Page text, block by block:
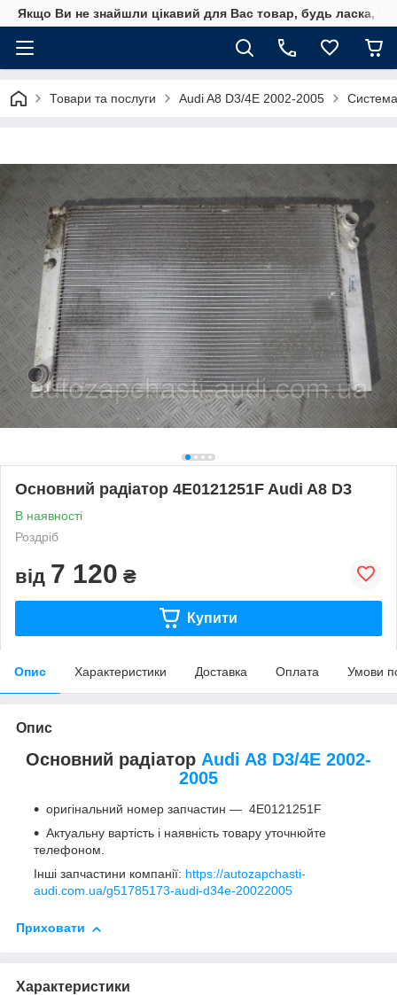
Якщо Ви не знайшли цікавий для Вас товар, будь ласка,
Товари та послуги Audi A8 D3/4E 2002-2005 Система
Основний радіатор 4E0121251F Audi A8 D3
В наявності
Роздріб
від 7 120 ₴
Купити
Опис Характеристики Доставка Оплата Умови
Опис
Основний радіатор Audi A8 D3/4E 2002-
2005
оригінальний номер запчастин — 4E0121251F
Актуальну вартість і наявність товару уточнюйте
телефоном.
Інші запчастини компанії: https://autozapchasti-
audi.com.ua/g51785173-audi-d34e-20022005
Приховати
Характеристики